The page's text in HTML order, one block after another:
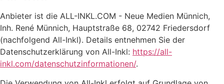
Anbieter ist die ALL-INKL.COM - Neue Medien Münnich,
Inh. René Münnich, Hauptstraße 68, 02742 Friedersdorf
(nachfolgend All-Inkl). Details entnehmen Sie der
Datenschutzerklärung von All-Inkl: https://all-
inkl.com/datenschutzinformationen/.